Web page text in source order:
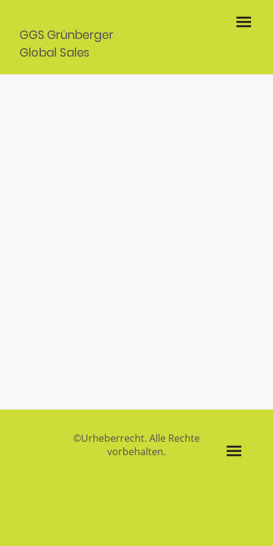
GGS Grünberger
Global Sales
Kassel UG
©Urheberrecht. Alle Rechte
vorbehalten.